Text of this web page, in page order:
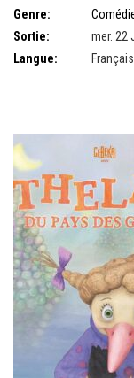
Genre:
Sortie:
mer. 22
Langue:
Français